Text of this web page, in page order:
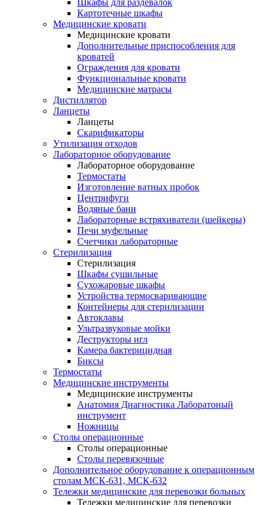
Шкафы для раздевалок
Картотечные шкафы
Медицинские кровати
Медицинские кровати
Дополнительные приспособления для
кроватей
Ограждения для кровати
Функциональные кровати
Медицинские матрасы
Дистиллятор
Ланцеты
Ланцеты
Скарификаторы
Утилизация отходов
Лабораторное оборудование
Лабораторное оборудование
Термостаты
Изготовление ватных пробок
Центрифуги
Водяные бани
Лабораторные встряхиватели (шейкеры)
Печи муфельные
Счетчики лабораторные
Стерилизация
Стерилизация
Шкафы сушильные
Сухожаровые шкафы
Устройства термосваривающие
Контейнеры для стерилизации
Автоклавы
Ультразвуковые мойки
Деструкторы игл
Камера бактерицидная
Биксы
Термостаты
Медицинские инструменты
Медицинские инструменты
Анатомия Диагностика Лаборатоный
инструмент
Ножницы
Столы операционные
Столы операционные
Столы перевязочные
Дополнительное оборудование к операционным
столам МСК-631, МСК-632
Тележки медицинские для перевозки больных
Тележки медицинские для перевозки